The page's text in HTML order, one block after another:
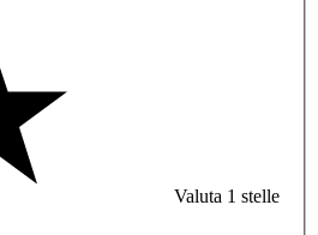
Valuta 1 stelle